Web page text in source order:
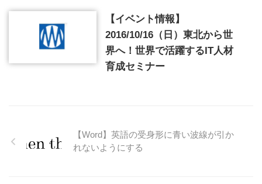
【イベント情報】
2016/10/16（日）東北から世
界へ！世界で活躍するIT人材
育成セミナー
【Word】英語の受身形に青い波線が引か
れないようにする